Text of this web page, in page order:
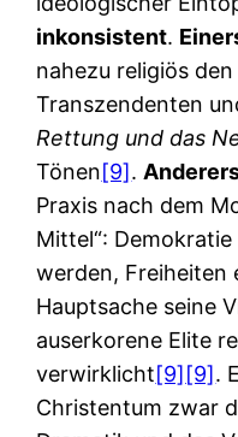
inkonsistent.
nahezu religiös
Transzendenten
Rettung und das
Tönen[9].
Praxis nach dem
Mittel“:
werden, Freiheiten
Hauptsache seine
auserkorene Elite
verwirklicht[9][9].
Christentum zwar